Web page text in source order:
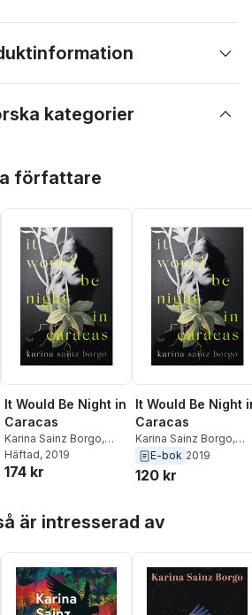
kategorier
författare
It Would Be Night in
Caracas
Karina Sainz Borgo,
Elizabeth Bryer
Häftad, 2019
174 kr
It Would Be Night
Caracas
Karina Sainz Borgo,
Elizabeth Bryer
E-bok 2019
120 kr
är intresserad av